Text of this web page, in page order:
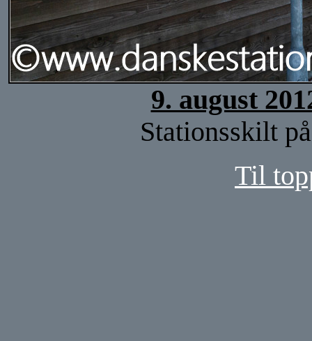
9. august
Stationsskilt
Til